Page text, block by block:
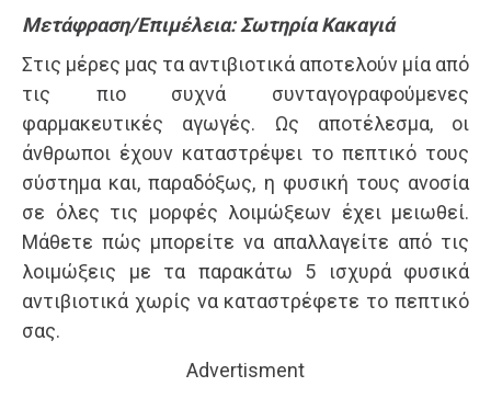
Μετάφραση/Επιμέλεια: Σωτηρία Κακαγιά
Στις μέρες μας τα αντιβιοτικά αποτελούν μία από
τις πιο συχνά συνταγογραφούμενες
φαρμακευτικές αγωγές. Ως αποτέλεσμα, οι
άνθρωποι έχουν καταστρέψει το πεπτικό τους
σύστημα και, παραδόξως, η φυσική τους ανοσία
σε όλες τις μορφές λοιμώξεων έχει μειωθεί.
Μάθετε πώς μπορείτε να απαλλαγείτε από τις
λοιμώξεις με τα παρακάτω 5 ισχυρά φυσικά
αντιβιοτικά χωρίς να καταστρέφετε το πεπτικό
σας.
Advertisment